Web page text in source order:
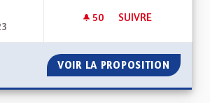
50 50 ABONNÉS
SUIVRE
VOIR LA PROPOSITION